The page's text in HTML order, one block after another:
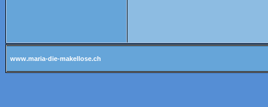
www.maria-die-makellose.ch